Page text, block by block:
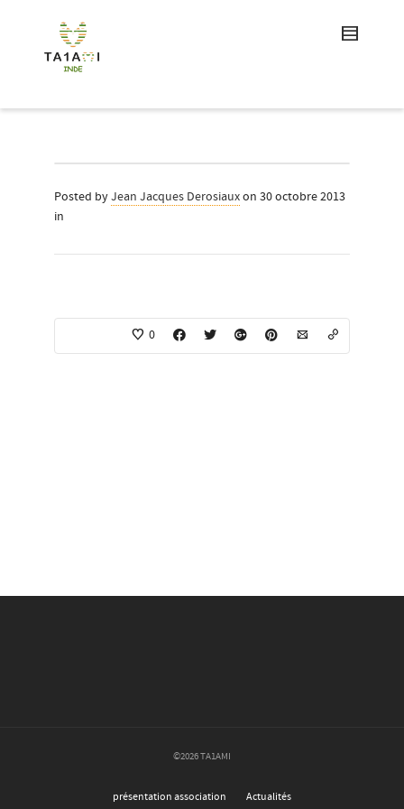
Posted byJean Jacques Derosiauxon 30 octobre 2013
in
0
©2026 TA1AMI
présentation association Actualités